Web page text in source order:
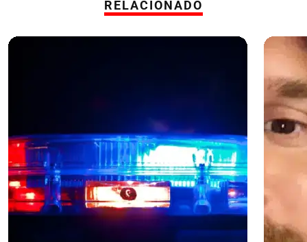
RELACIONADO